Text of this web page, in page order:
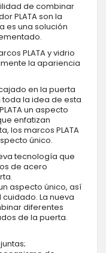
de combinar
PLATA son la
es una solución
PLATA y vidrio
la apariencia
en la puerta
la idea de esta
un aspecto
enfatizan
los marcos PLATA
único.
tecnología que
de acero
aspecto único, así
La nueva
diferentes
de la puerta.